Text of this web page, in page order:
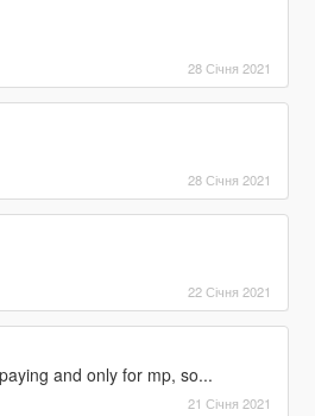
28 Січня 2021
28 Січня 2021
22 Січня 2021
and only for mp, so...
21 Січня 2021